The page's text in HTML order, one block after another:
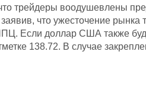
трейдеры воодушевлены
что ужесточение рынка
Если доллар США также
138.72. В случае